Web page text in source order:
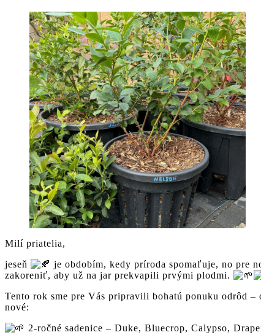
Milí priatelia,
jeseň
je obdobím, kedy príroda spomaľuje, no pre
zakoreniť, aby už na jar prekvapili prvými plodmi.
Tento rok sme pre Vás pripravili bohatú ponuku odrôd
nové:
2-ročné sadenice – Duke, Bluecrop, Calypso,